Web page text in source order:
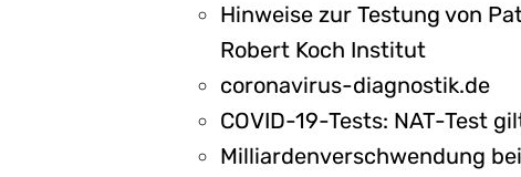
Hinweise zur Testung von
Robert Koch Institut
coronavirus-diagnostik.de
CO­VID-19-Tests: NAT-Test
Milliardenverschwendung